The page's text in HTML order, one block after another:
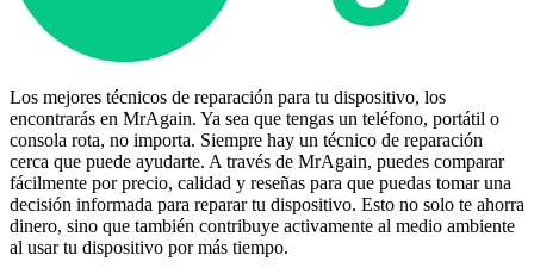
Los mejores técnicos de reparación para tu dispositivo, los
encontrarás en MrAgain. Ya sea que tengas un teléfono, portátil o
consola rota, no importa. Siempre hay un técnico de reparación
cerca que puede ayudarte. A través de MrAgain, puedes comparar
fácilmente por precio, calidad y reseñas para que puedas tomar una
decisión informada para reparar tu dispositivo. Esto no solo te ahorra
dinero, sino que también contribuye activamente al medio ambiente
al usar tu dispositivo por más tiempo.